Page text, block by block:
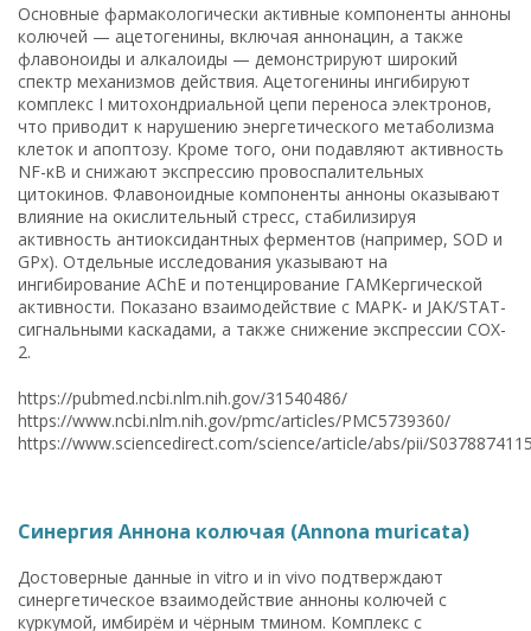
Основные фармакологически активные компоненты анноны
колючей — ацетогенины, включая аннонацин, а также
флавоноиды и алкалоиды — демонстрируют широкий
спектр механизмов действия. Ацетогенины ингибируют
комплекс I митохондриальной цепи переноса электронов,
что приводит к нарушению энергетического метаболизма
клеток и апоптозу. Кроме того, они подавляют активность
NF-κB и снижают экспрессию провоспалительных
цитокинов. Флавоноидные компоненты анноны оказывают
влияние на окислительный стресс, стабилизируя
активность антиоксидантных ферментов (например, SOD и
GPx). Отдельные исследования указывают на
ингибирование AChE и потенцирование ГАМКергической
активности. Показано взаимодействие с MAPK- и JAK/STAT-
сигнальными каскадами, а также снижение экспрессии COX-
2.
https://pubmed.ncbi.nlm.nih.gov/31540486/
https://www.ncbi.nlm.nih.gov/pmc/articles/PMC5739360/
https://www.sciencedirect.com/science/article/abs/pii/
Синергия Аннона колючая (Annona muricata)
Достоверные данные in vitro и in vivo подтверждают
синергетическое взаимодействие анноны колючей с
куркумой, имбирём и чёрным тмином. Комплекс с